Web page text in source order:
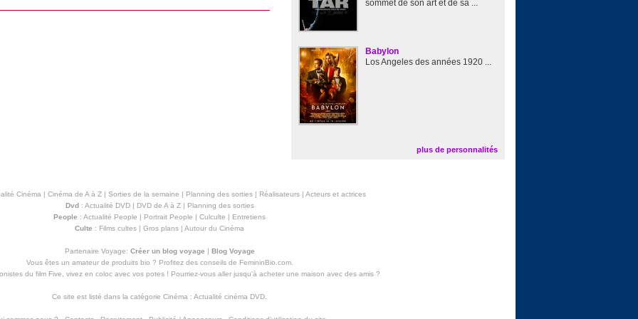
sommet de son art et de sa ...
Babylon
Los Angeles des années 1920 ...
plus de personnalités
Cinéma | Cinéma de A à Z| Sorties de la semaine | Planning des sorties| Réalisateurs| Acteurs et actrices
Dvd: Actualité DVD| DVD de A à Z| Planning des sorties
People : Actualité People | Portrait People | Culculte | Entretiens
Culte : Films cultes | Gros plans | Autour du Cinéma
Partenaire Voyage: Créer un blog voyage | Blog Voyage
Vous êtes un amateur de produits bio ? Profitez des conseils de FemininBio.com.
du film Five, vivez en coloc avec vos potes ! Pourriez-vous aller jusqu'à acheter une maison avec des amis?
Ce site est listé dans la catégorie Cinéma : Actualité cinéma DVD